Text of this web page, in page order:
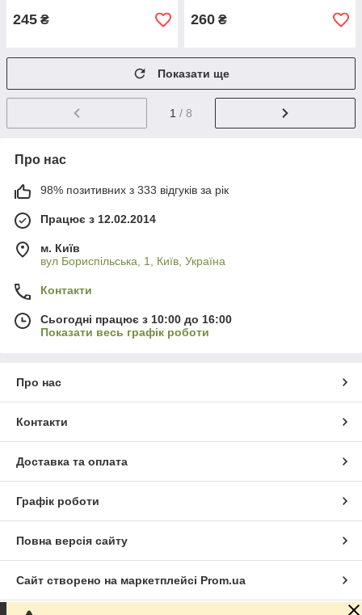
245 ₴ 260 ₴
Показати ще
1 / 8
Про нас
98% позитивних з 333 відгуків за рік
Працює з 12.02.2014
м. Київ
вул Бориспільська, 1, Київ, Україна
Контакти
Сьогодні працює з 10:00 до 16:00
Показати весь графік роботи
Про нас
Контакти
Доставка та оплата
Графік роботи
Повна версія сайту
Сайт створено на маркетплейсі Prom.ua